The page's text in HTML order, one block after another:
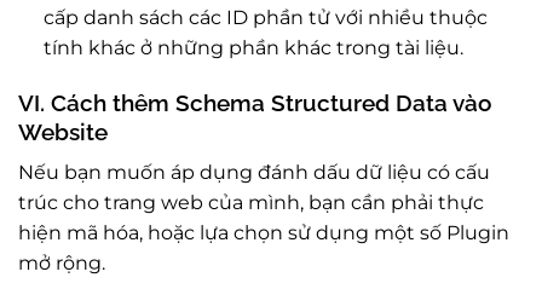
cấp danh sách các ID phần tử với nhiều thuộc
tính khác ở những phần khác trong tài liệu.
VI. Cách thêm Schema Structured Data vào
Website
Nếu bạn muốn áp dụng đánh dấu dữ liệu có cấu
trúc cho trang web của mình, bạn cần phải thực
hiện mã hóa, hoặc lựa chọn sử dụng một số Plugin
mở rộng.